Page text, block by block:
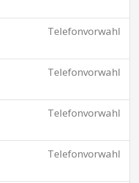
Telefonvorwahl
Telefonvorwahl
Telefonvorwahl
Telefonvorwahl